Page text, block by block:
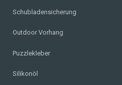
Schubladensicherung
Outdoor Vorhang
Puzzlekleber
Silikonöl